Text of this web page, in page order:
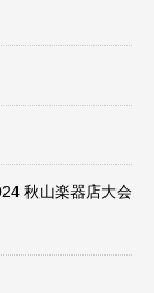
秋山楽器店大会